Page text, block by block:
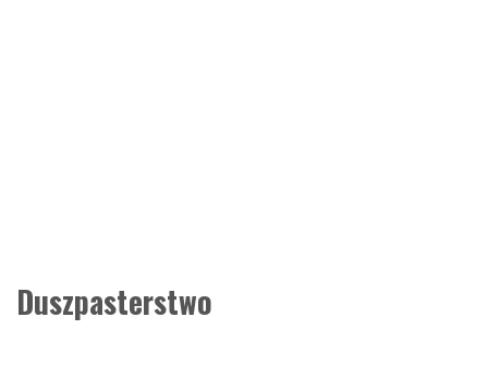
Duszpasterstwo